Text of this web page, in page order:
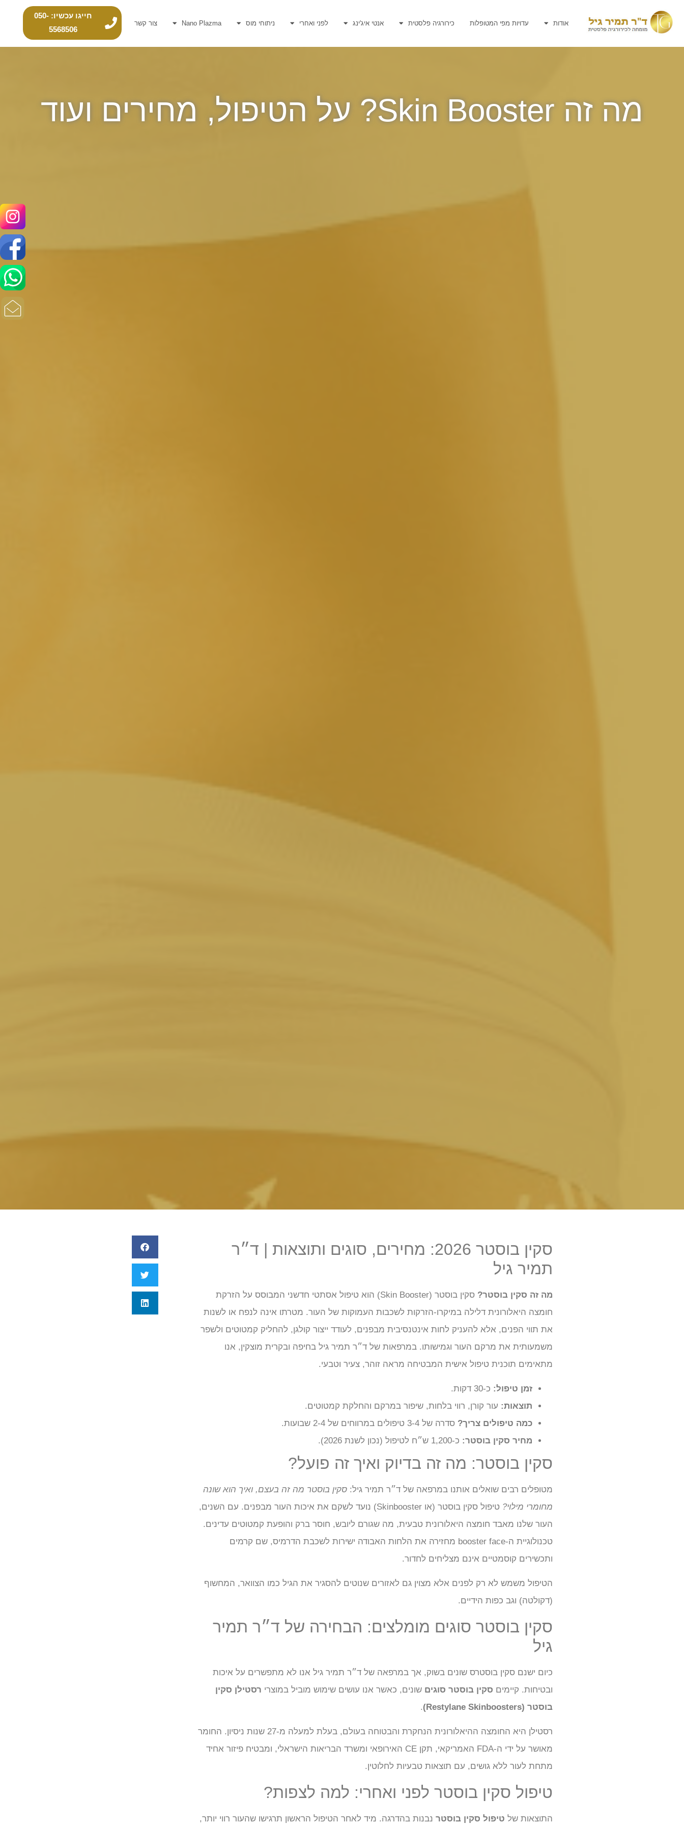
אודות עדויות מפי המטופלות כירורגיה פלסטית אנטי איג'ינג לפני ואחרי ניתוחי מוס Nano Plazma צור קשר
חייגו עכשיו: 050-
5568506
מה זה Skin Booster? על הטיפול, מחירים ועוד
סקין בוסטר 2026: מחירים, סוגים ותוצאות | ד״ר
תמיר גיל
מה זה סקין בוסטר?
סקין בוסטר (Skin Booster) הוא טיפול אסתטי חדשני המבוסס על הזרקת
חומצה היאלורונית דלילה במיקרו-הזרקות לשכבות העמוקות של העור. מטרתו אינה לנפח או לשנות
את תווי הפנים, אלא להעניק לחות אינטנסיבית מבפנים, לעודד ייצור קולגן, להחליק קמטוטים ולשפר
משמעותית את מרקם העור וגמישותו. במרפאות של ד״ר תמיר גיל בחיפה ובקרית מוצקין, אנו
מתאימים תוכנית טיפול אישית המבטיחה מראה זוהר, צעיר וטבעי.
זמן טיפול: כ-30 דקות.
תוצאות: עור קורן, רווי בלחות, שיפור במרקם והחלקת קמטוטים.
כמה טיפולים צריך? סדרה של 3-4 טיפולים במרווחים של 2-4 שבועות.
מחיר סקין בוסטר: כ-1,200 ש״ח לטיפול (נכון לשנת 2026).
סקין בוסטר: מה זה בדיוק ואיך זה פועל?
מטופלים רבים שואלים אותנו במרפאה של ד״ר תמיר גיל:סקין בוסטר מה זה בעצם, ואיך הוא שונה
מחומרי מילוי?
טיפול סקין בוסטר (או Skinbooster) נועד לשקם את איכות העור מבפנים. עם השנים,
העור שלנו מאבד חומצה היאלורונית טבעית, מה שגורם ליובש, חוסר ברק והופעת קמטוטים עדינים.
טכנולוגיית ה-booster face מחזירה את הלחות האבודה ישירות לשכבת הדרמיס, שם קרמים
ותכשירים קוסמטיים אינם מצליחים לחדור.
הטיפול משמש לא רק לפנים אלא מצוין גם לאזורים שנוטים להסגיר את הגיל כמו הצוואר, המחשוף
(דקולטה) וגב כפות הידיים.
סקין בוסטר סוגים מומלצים: הבחירה של ד״ר תמיר
גיל
כיום ישנם סקין בוסטרס שונים בשוק, אך במרפאה של ד״ר תמיר גיל אנו לא מתפשרים על איכות
ובטיחות. קיימים סקין בוסטר סוגים שונים, כאשר אנו עושים שימוש מוביל במוצרי רסטילן סקין
בוסטר (Restylane Skinboosters)
.
רסטילן היא החומצה ההיאלורונית הנחקרת והבטוחה בעולם, בעלת למעלה מ-27 שנות ניסיון. החומר
מאושר על ידי ה-FDA האמריקאי, תקן CE האירופאי ומשרד הבריאות הישראלי, ומבטיח פיזור אחיד
מתחת לעור ללא גושים, עם תוצאות טבעיות לחלוטין.
טיפול סקין בוסטר לפני ואחרי: למה לצפות?
התוצאות של טיפול סקין בוסטר נבנות בהדרגה. מיד לאחר הטיפול הראשון תרגישו שהעור רווי יותר,